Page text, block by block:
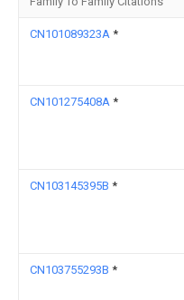
CN101089323A *
CN101275408A *
CN103145395B *
CN103755293B *